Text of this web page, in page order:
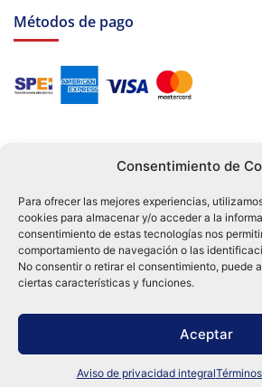
Consentimiento de
Para ofrecer las mejores experiencias,
cookies para almacenar y/o acceder a la
consentimiento de estas tecnologías nos
comportamiento de navegación o las
No consentir o retirar el consentimiento, puede
ciertas características y funciones.
Aceptar
Aviso de privacidad integral
Métodos de pago
Tu compra es respaldada por nuestro certificado
mejores prácticas de seguridad.
Distribuidora Tamex - México
e-commerce